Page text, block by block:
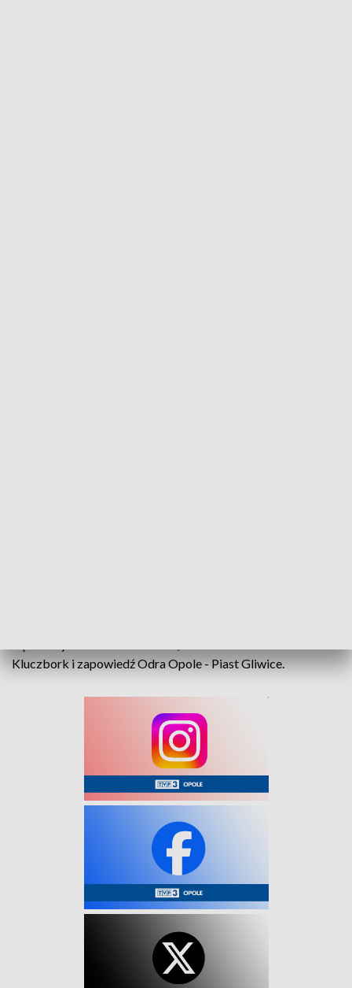
Kluczbork i zapowiedź Odra Opole - Piast Gliwice.